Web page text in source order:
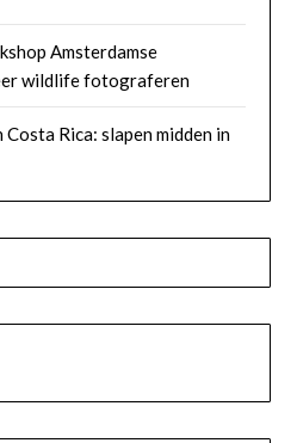
Amsterdamse
wildlife fotograferen
Rica: slapen midden in